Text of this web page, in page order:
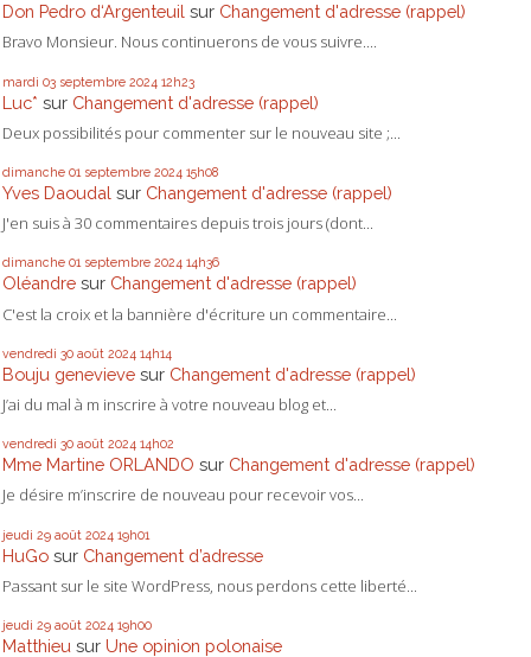
Don Pedro d‘Argenteuil sur Changement d'adresse (rappel)
Bravo Monsieur. Nous continuerons de vous suivre....
mardi 03 septembre 2024 12h23
Luc* sur Changement d'adresse (rappel)
Deux possibilités pour commenter sur le nouveau site ;...
dimanche 01 septembre 2024 15h08
Yves Daoudal sur Changement d'adresse (rappel)
J'en suis à 30 commentaires depuis trois jours (dont...
dimanche 01 septembre 2024 14h36
Oléandre sur Changement d'adresse (rappel)
C'est la croix et la bannière d'écriture un commentaire...
vendredi 30 août 2024 14h14
Bouju genevieve sur Changement d'adresse (rappel)
J’ai du mal à m inscrire à votre nouveau blog et...
vendredi 30 août 2024 14h02
Mme Martine ORLANDO sur Changement d'adresse (rappel)
Je désire m’inscrire de nouveau pour recevoir vos...
jeudi 29 août 2024 19h01
HuGo sur Changement d’adresse
Passant sur le site WordPress, nous perdons cette liberté...
jeudi 29 août 2024 19h00
Matthieu sur Une opinion polonaise